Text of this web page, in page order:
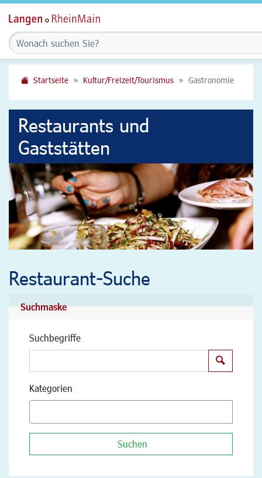
Startseite Kultur/Freizeit/Tourismus Gastronomie
Restaurants und
Gaststätten
Restaurant-Suche
Suchmaske
Suchbegriffe
Kategorien
Suchen